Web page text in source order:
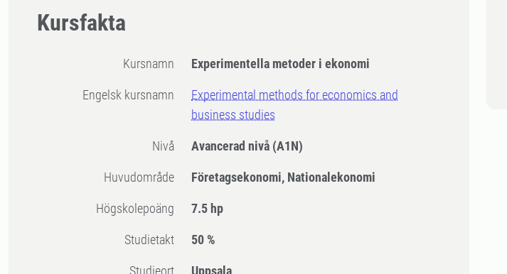
Kursfakta
Kursnamn Experimentella metoder i ekonomi
Engelsk kursnamn
Experimental methods for economics and
business studies
Nivå Avancerad nivå (A1N)
Huvudområde Företagsekonomi, Nationalekonomi
högskolepoäng 7.5 hp
Studietakt 50 %
Studieort Uppsala